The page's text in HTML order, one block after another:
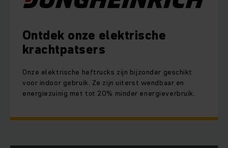
Ontdek onze elektrische
krachtpatsers
Onze elektrische heftrucks zijn bijzonder geschikt
voor indoor gebruik. Ze zijn uiterst wendbaar en
energiezuinig met tot 20% minder energieverbruik.